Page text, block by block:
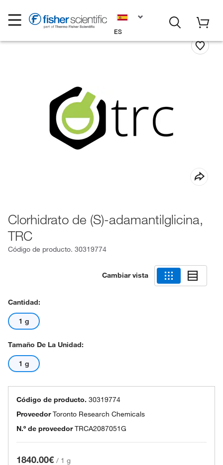
ES
Clorhidrato de (S)-adamantilglicina,
TRC
Código de producto. 30319774
Cambiar vista
Cantidad:
1 g
Tamaño De La Unidad:
1 g
Código de producto. 30319774
ProveedorToronto Research Chemicals
N.º de proveedor TRCA2087051G
1840.00€ / 1 g